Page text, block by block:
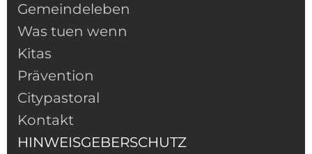
Gemeindeleben
Was tuen wenn
Kitas
Prävention
Citypastoral
Kontakt
HINWEISGEBERSCHUTZ